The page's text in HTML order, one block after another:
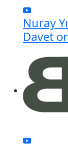
Nuray
Davet